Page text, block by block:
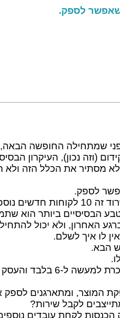
שאפשר לספק.
שמתחילה החופשה
(וזה נכון), העיקרון
לא מסתיר את הכלל הזה ולא
לספק.
האחרון, ולא יכול
לו איך לשלם.
הבא.
המוצר, ומתארגנים לספק
הכנסות לקחת עובדים